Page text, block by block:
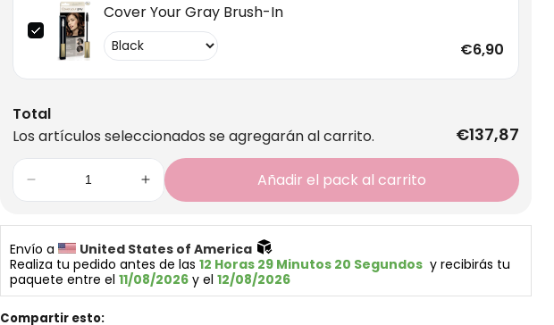
Cover Your Gray Brush-In
€6,90
Total
Los artículos seleccionados se agregarán al carrito.
€137,87
Añadir el pack al carrito
Envío a
United States of America
Realiza tu pedido antes de las 12 Horas 29 Minutos 19 Segundos
  y recibirás tu
paquete entre el 11/08/2026 y el 12/08/2026
Compartir esto: